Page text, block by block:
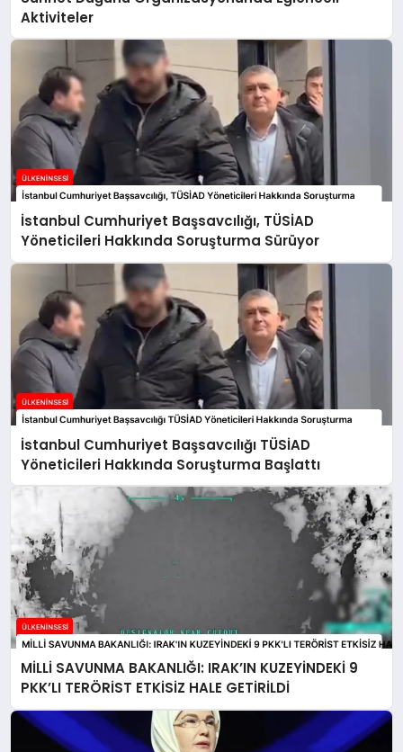
Aktiviteler
İstanbul Cumhuriyet Başsavcılığı, TÜSİAD
Yöneticileri Hakkında Soruşturma Sürüyor
İstanbul Cumhuriyet Başsavcılığı TÜSİAD
Yöneticileri Hakkında Soruşturma Başlattı
MİLLİ SAVUNMA BAKANLIĞI: IRAK’IN KUZEYİNDEKİ 9
PKK’LI TERÖRİST ETKİSİZ HALE GETİRİLDİ